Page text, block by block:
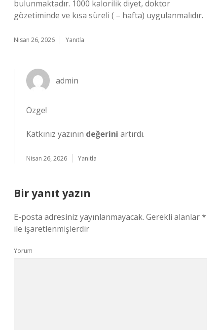
bulunmaktadır. 1000 kalorilik diyet, doktor
gözetiminde ve kısa süreli ( – hafta) uygulanmalıdır.
Nisan 26, 2026 Yanıtla
admin
Özge!
Katkınız yazının değerini artırdı.
Nisan 26, 2026 Yanıtla
Bir yanıt yazın
E-posta adresiniz yayınlanmayacak. Gerekli alanlar*
ile işaretlenmişlerdir
Yorum